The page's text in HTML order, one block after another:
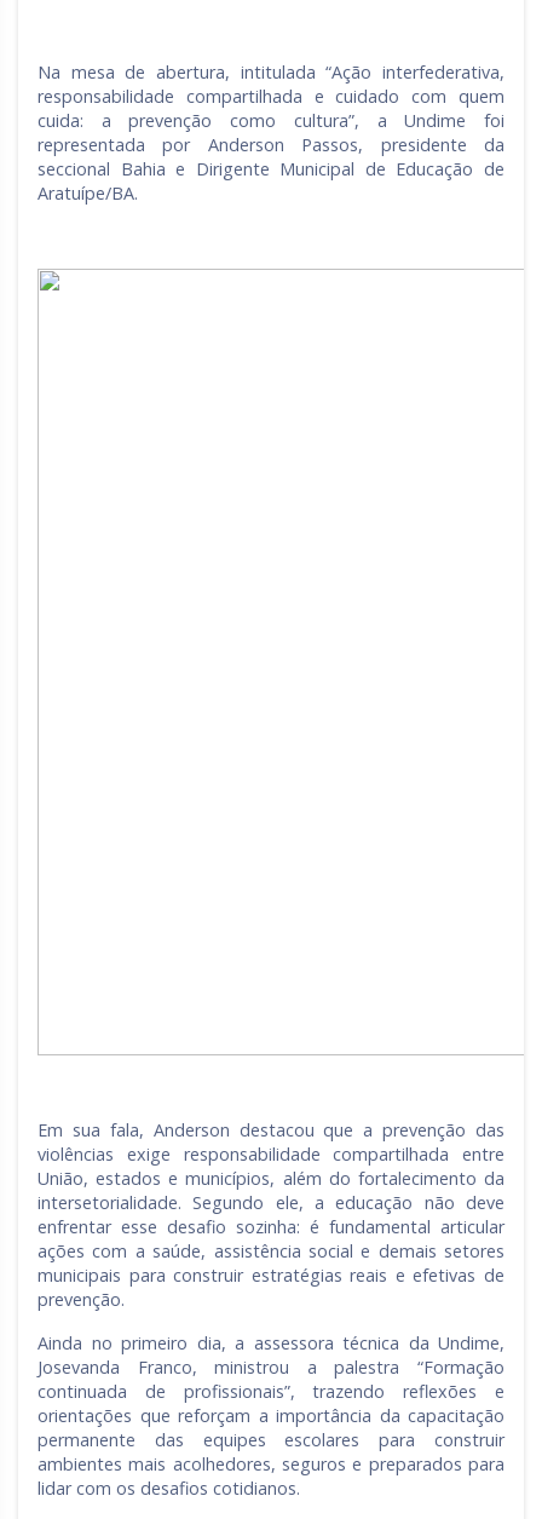
Na mesa de abertura, intitulada “Ação interfederativa,
responsabilidade compartilhada e cuidado com quem
cuida: a prevenção como cultura”, a Undime foi
representada por Anderson Passos, presidente da
seccional Bahia e Dirigente Municipal de Educação de
Aratuípe/BA.
Em sua fala, Anderson destacou que a prevenção das
violências exige responsabilidade compartilhada entre
União, estados e municípios, além do fortalecimento da
intersetorialidade. Segundo ele, a educação não deve
enfrentar esse desafio sozinha: é fundamental articular
ações com a saúde, assistência social e demais setores
municipais para construir estratégias reais e efetivas de
prevenção.
Ainda no primeiro dia, a assessora técnica da Undime,
Josevanda Franco, ministrou a palestra “Formação
continuada de profissionais”, trazendo reflexões e
orientações que reforçam a importância da capacitação
permanente das equipes escolares para construir
ambientes mais acolhedores, seguros e preparados para
lidar com os desafios cotidianos.